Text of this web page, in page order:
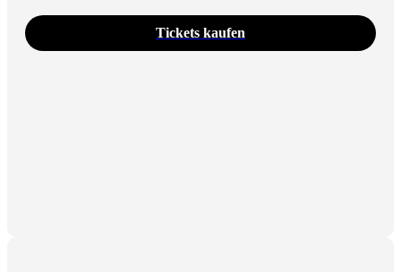
Tickets kaufen